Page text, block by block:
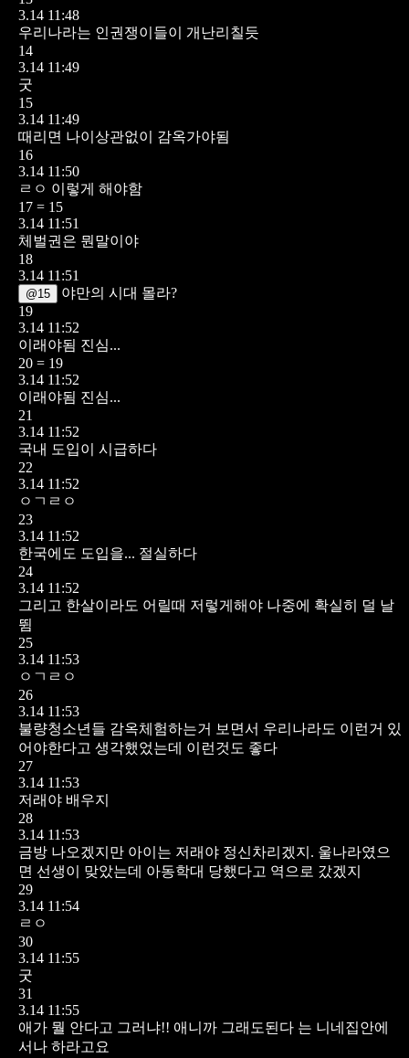
3.14 11:48
우리나라는 인권쟁이들이 개난리칠듯
14
3.14 11:49
굿
15
3.14 11:49
때리면 나이상관없이 감옥가야됨
16
3.14 11:50
ㄹㅇ 이렇게 해야함
17 = 15
3.14 11:51
체벌권은 뭔말이야
18
3.14 11:51
@15
야만의 시대 몰라?
19
3.14 11:52
이래야됨 진심...
20 = 19
3.14 11:52
이래야됨 진심...
21
3.14 11:52
국내 도입이 시급하다
22
3.14 11:52
ㅇㄱㄹㅇ
23
3.14 11:52
한국에도 도입을... 절실하다
24
3.14 11:52
그리고 한살이라도 어릴때 저렇게해야 나중에 확실히 덜 날
뜀
25
3.14 11:53
ㅇㄱㄹㅇ
26
3.14 11:53
불량청소년들 감옥체험하는거 보면서 우리나라도 이런거 있
어야한다고 생각했었는데 이런것도 좋다
27
3.14 11:53
저래야 배우지
28
3.14 11:53
금방 나오겠지만 아이는 저래야 정신차리겠지. 울나라였으
면 선생이 맞았는데 아동학대 당했다고 역으로 갔겠지
29
3.14 11:54
ㄹㅇ
30
3.14 11:55
굿
31
3.14 11:55
애가 뭘 안다고 그러냐!! 애니까 그래도된다 는 니네집안에
서나 하라고요